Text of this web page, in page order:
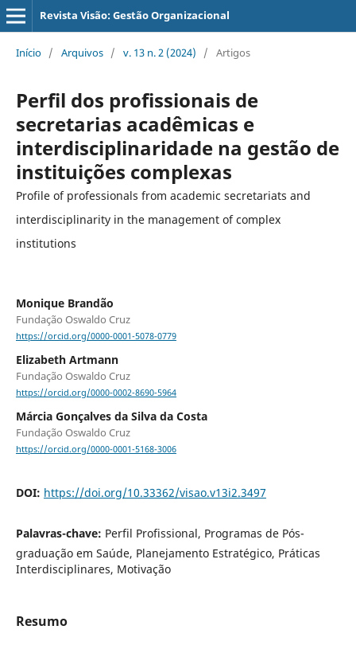
Revista Visão: Gestão Organizacional
Início / Arquivos / v. 13 n. 2 (2024) / Artigos
Perfil dos profissionais de
secretarias acadêmicas e
interdisciplinaridade na gestão de
instituições complexas
Profile of professionals from academic secretariats and
interdisciplinarity in the management of complex
institutions
Monique Brandão
Fundação Oswaldo Cruz
https://orcid.org/0000-0001-5078-0779
Elizabeth Artmann
Fundação Oswaldo Cruz
https://orcid.org/0000-0002-8690-5964
Márcia Gonçalves da Silva da Costa
Fundação Oswaldo Cruz
https://orcid.org/0000-0001-5168-3006
DOI: https://doi.org/10.33362/visao.v13i2.3497
Palavras-chave: Perfil Profissional, Programas de Pós-
graduação em Saúde, Planejamento Estratégico, Práticas
Interdisciplinares, Motivação
Resumo